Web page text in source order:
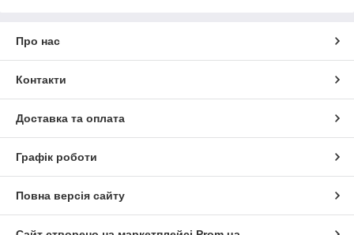
Про нас
Контакти
Доставка та оплата
Графік роботи
Повна версія сайту